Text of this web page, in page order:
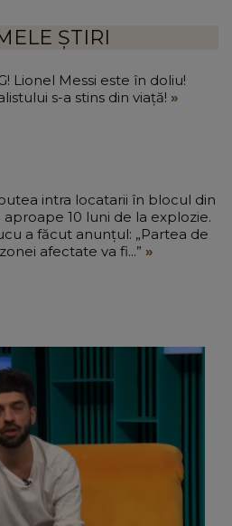
ȘTIRI
Lionel Messi este în doliu!
s-a stins din viață!
intra locatarii în blocul din
aproape 10 luni de la explozie.
a făcut anunțul: „Partea de
afectate va fi...”